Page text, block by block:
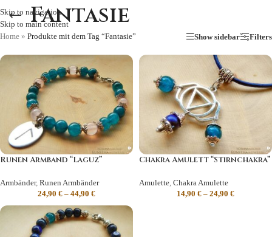
Skip to navigation
Skip to main content
Fantasie
Home » Produkte mit dem Tag “Fantasie” Show sidebar Filters
Runen Armband “Laguz”
Armbänder, Runen Armbänder
24,90 € – 44,90 €
Chakra Amulett “Stirnchakra”
Amulette, Chakra Amulette
14,90 € – 24,90 €